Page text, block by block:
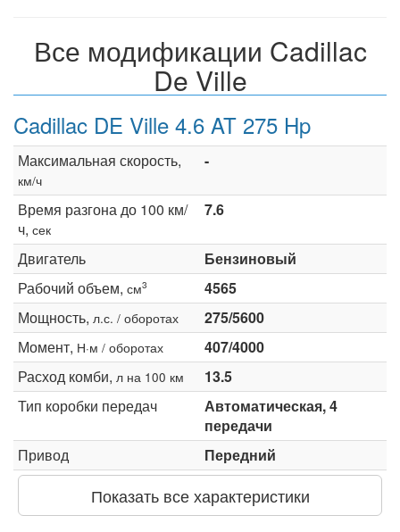
Все модификации Cadillac
De Ville
Cadillac DE Ville 4.6 AT 275 Hp
Максимальная скорость,
км/ч
-
Время разгона до 100 км/
ч, сек
7.6
Двигатель
Бензиновый
Рабочий объем, см3
4565
Мощность, л.с. / оборотах
275/5600
Момент, Н·м / оборотах
407/4000
Расход комби, л на 100 км
13.5
Тип коробки передач
Автоматическая, 4
передачи
Привод
Передний
Показать все характеристики